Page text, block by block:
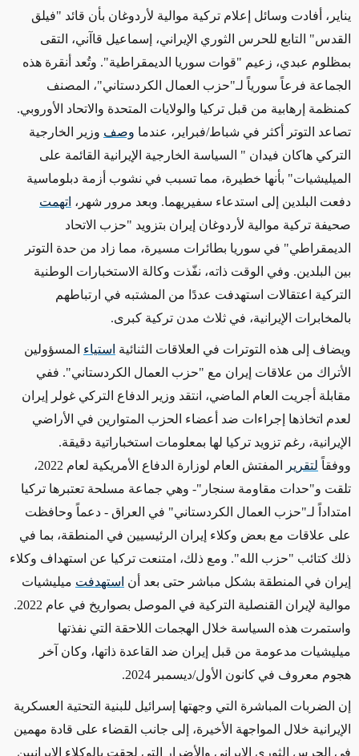
يناير، أفادت وسائل إعلام تركية موالية لأردوغان بأن قائد "فيلق
القدس" التابع للحرس الثوري الإيراني، إسماعيل قاآني، التقى
بمظلوم عبدي، زعيم "قوات سوريا الديمقراطية". وتُعد أنقرة هذه
الجماعة فرعاً سورياً لـ"حزب العمال الكردستاني"، المصنف
كمنظمة إرهابية من قبل تركيا والولايات المتحدة والاتحاد الأوروبي.
تصاعد التوتر أكثر في شباط/فبراير، عندما وصف وزير الخارجية
التركي هاكان فيدان " السياسة الخارجية الإيرانية القائمة على
الميليشيات" بأنها خطيرة، مما تسبب في نشوب أزمة دبلوماسية
دفعت البلدين إلى استدعاء سفيريهما. وبعد مرور شهر، اتهمت
صحيفة تركية موالية لأردوغان إيران بتزويد "حزب الاتحاد
الديمقراطي" في سوريا بطائرات مسيرة، مما زاد من حدة التوتر
بين البلدين. وفي الوقت ذاته، نفّذت وكالة الاستخبارات الوطنية
التركية اعتقالات استهدفت عددًا من المشتبه في ارتباطهم
بالمخابرات الإيرانية، في ثلاث مدن تركية كبرى.
ويضاف إلى هذه التوترات في العلاقات الثنائية استياء المسؤولين
الأتراك من علاقات إيران مع "حزب العمال الكردستاني". ففي
مقابلة أجريت العام الماضي، انتقد وزير الدفاع التركي غولر إيران
لعدم اتخاذها إجراءات ضد أعضاء الحزب المتوارين في الأراضي
الإيرانية، رغم تزويد تركيا لها بمعلومات استخباراتية دقيقة.
ووفقاً لتقرير
المفتش العام لوزارة الدفاع الأمريكية لعام 2022،
تلقت و"حدات مقاومة سنجار"- وهي جماعة مسلحة تعتبرها تركيا
امتداداً لـ"حزب العمال الكردستاني" في العراق - دعماً وحافظت
على علاقات مع بعض وكلاء إيران الرئيسيين في المنطقة، بما في
ذلك كتائب "حزب الله". ومع ذلك، امتنعت تركيا عن استهداف وكلاء
إيران في المنطقة بشكل مباشر حتى بعد أن استهدفت ميليشيات
موالية لإيران القنصلية التركية في الموصل بصواريخ في عام 2022.
واستمرت هذه السياسة خلال الهجمات اللاحقة التي نفذتها
ميليشيات مدعومة من قبل إيران ضد القاعدة ذاتها، وكان آخر
هجوم معروف في كانون الأول/ديسمبر 2024.
إن الضربات المباشرة التي وجهتها إسرائيل للبنية التحتية العسكرية
الإيرانية خلال المواجهة الأخيرة، إلى جانب القضاء على قادة مهمين
في الحرس الثوري الإيراني والأضرار التي لحقت بالوكلاء الإيرانيين